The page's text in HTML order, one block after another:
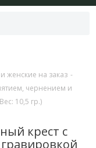
женские на заказ -
чернением и
10,5 гр.)
крест с